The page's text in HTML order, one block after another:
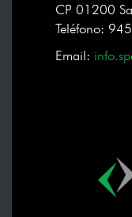
CP 01200
Teléfono:
Email: